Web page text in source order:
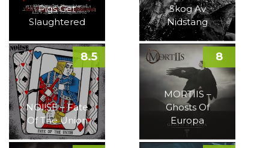
Pigs Get
Slaughtered
Skog Av
Nidstang
NOI!SE – Fate
Of The Union
8.5
MORTIIS –
Ghosts Of
Europa
8